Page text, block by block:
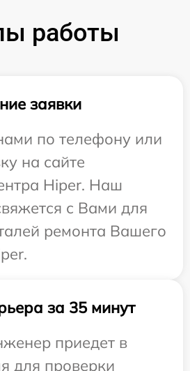
работы
заявки
по телефону или
на сайте
Hiper. Наш
с Вами для
ремонта Вашего
за 35 минут
приедет в
для проверки